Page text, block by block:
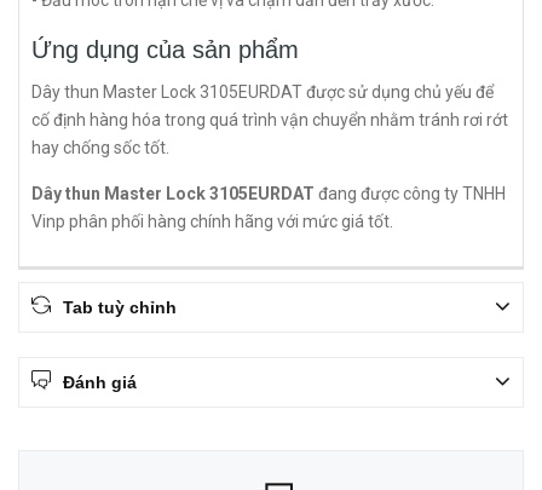
Ứng dụng của sản phẩm
Dây thun Master Lock 3105EURDAT được sử dụng chủ yếu để
cố định hàng hóa trong quá trình vận chuyển nhằm tránh rơi rớt
hay chống sốc tốt.
Dây thun Master Lock 3105EURDAT đang được công ty TNHH
Vinp phân phối hàng chính hãng với mức giá tốt.
Tab tuỳ chỉnh
Đánh giá